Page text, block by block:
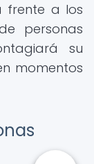
frente a los
personas
su
momentos